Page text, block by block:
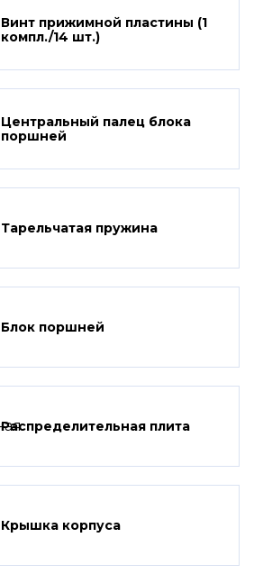
Винт прижимной пластины (1
компл./14 шт.)
Центральный палец блока
поршней
Тарельчатая пружина
Блок поршней
Распределительная плита
Крышка корпуса